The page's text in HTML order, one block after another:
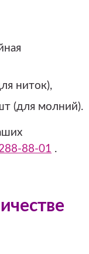
ниток),
(для молний).
88-01 .